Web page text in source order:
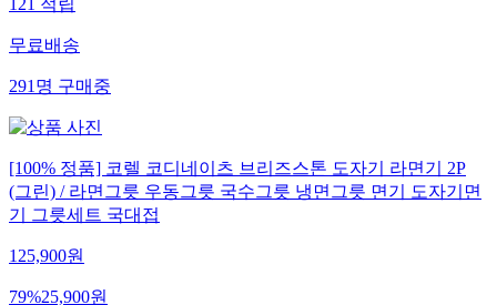
121적립
무료배송
291명구매중
[100% 정품] 코렐 코디네이츠 브리즈스톤 도자기 라면기 2P
(그린) / 라면그릇 우동그릇 국수그릇 냉면그릇 면기 도자기면
기 그릇세트 국대접
125,900원